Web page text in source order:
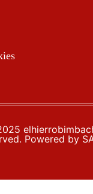
Powered by